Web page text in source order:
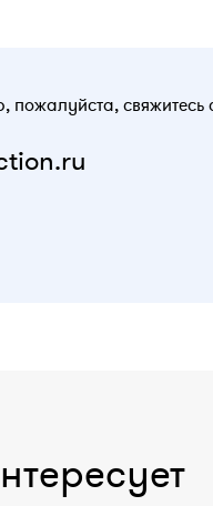
пожалуйста, свяжитесь